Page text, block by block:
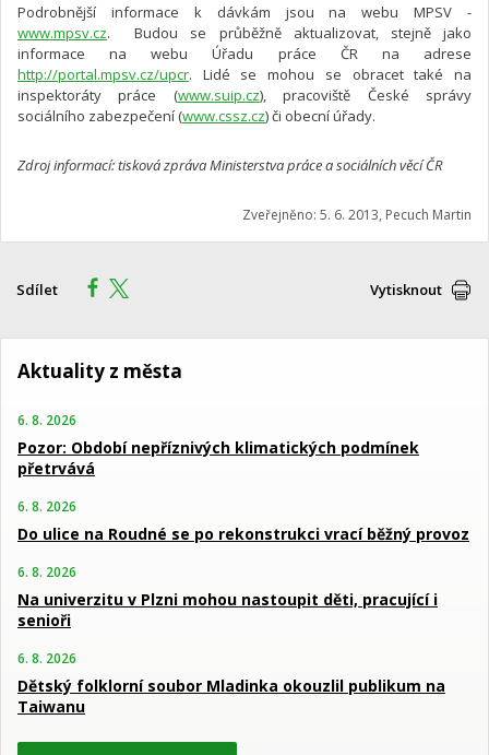
Podrobnější informace k dávkám jsou na webu MPSV -
www.mpsv.cz. Budou se průběžně aktualizovat, stejně jako
informace na webu Úřadu práce ČR na adrese
http://portal.mpsv.cz/upcr. Lidé se mohou se obracet také na
inspektoráty práce (www.suip.cz), pracoviště České správy
sociálního zabezpečení (www.cssz.cz) či obecní úřady.
Zdroj informací: tisková zpráva Ministerstva práce a sociálních věcí ČR
Zveřejněno: 5. 6. 2013, Pecuch Martin
Sdílet Vytisknout
Aktuality z města
6. 8. 2026
Pozor: Období nepříznivých klimatických podmínek
přetrvává
6. 8. 2026
Do ulice na Roudné se po rekonstrukci vrací běžný provoz
6. 8. 2026
Na univerzitu v Plzni mohou nastoupit děti, pracující i
senioři
6. 8. 2026
Dětský folklorní soubor Mladinka okouzlil publikum na
Taiwanu